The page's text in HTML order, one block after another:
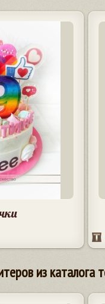
из каталога